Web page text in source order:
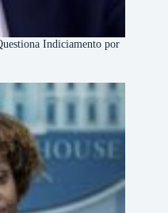
Indiciamento por